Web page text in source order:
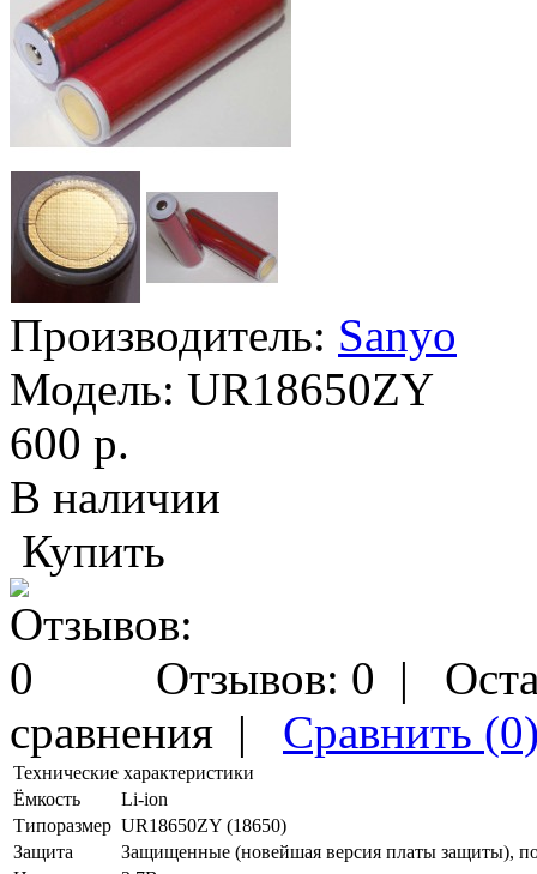
Производитель: Sanyo
Модель: UR18650ZY
600 р.
В наличии
Купить
Отзывов: 0 |
сравнения | Сравнить
Технические характеристики
Ёмкость
Li-ion
Типоразмер UR18650ZY (18650)
Защита
Защищенные (новейшая версия платы защиты),